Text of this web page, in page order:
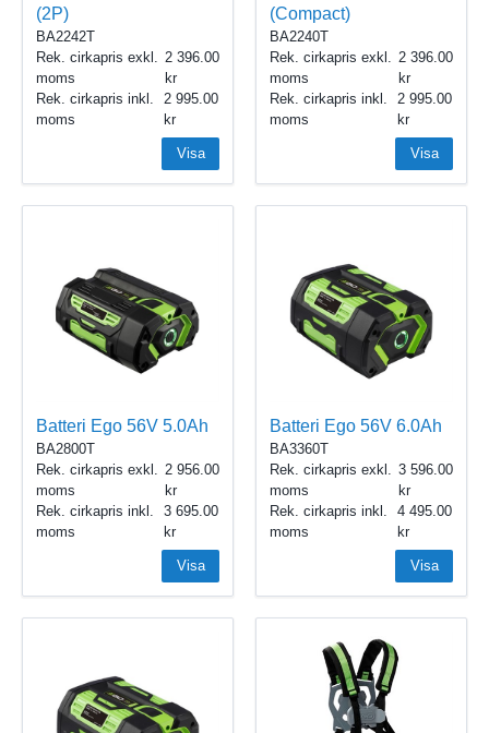
(2P)
BA2242T
Rek. cirkapris exkl.
moms
2 396.00
Rek. cirkapris inkl.
moms
2 995.00
Visa
(Compact)
BA2240T
Rek. cirkapris exkl.
moms
2 396.00
Rek. cirkapris inkl.
moms
2 995.00
Visa
Batteri Ego 56V 5.0Ah
BA2800T
Rek. cirkapris exkl.
moms
2 956.00
Rek. cirkapris inkl.
moms
3 695.00
Visa
Batteri Ego 56V 6.0Ah
BA3360T
Rek. cirkapris exkl.
moms
3 596.00
Rek. cirkapris inkl.
moms
4 495.00
Visa